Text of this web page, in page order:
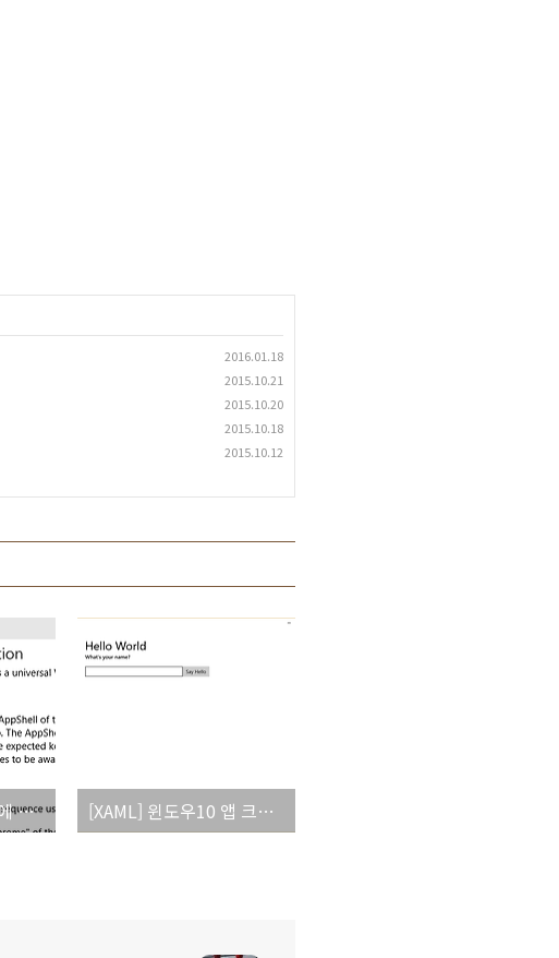
2016.01.18
2015.10.21
2015.10.20
2015.10.18
2015.10.12
[XAML] 윈도우10 앱에 햄버거 메뉴 추가 [XAML] 윈도우10 앱 크기별 UI 적용(VisualStateManager)